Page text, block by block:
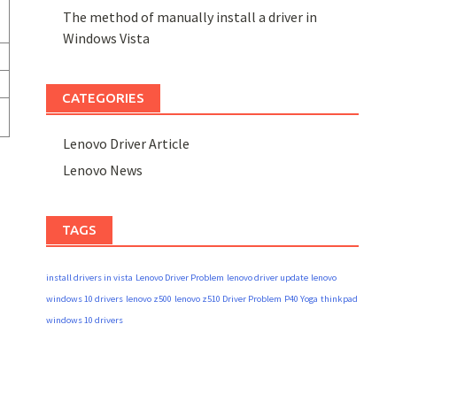
The method of manually install a driver in
Windows Vista
CATEGORIES
Lenovo Driver Article
Lenovo News
TAGS
install drivers in vista Lenovo Driver Problem lenovo driver update lenovo
windows 10 drivers lenovo z500 lenovo z510 Driver Problem P40 Yoga thinkpad
windows 10 drivers